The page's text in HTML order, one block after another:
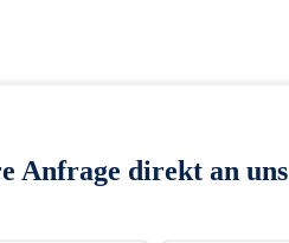
Anfrage direkt an uns